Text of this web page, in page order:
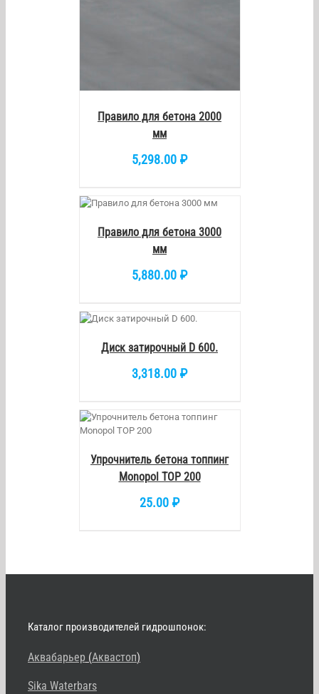
Правило для бетона 2000
мм
5,298.00 ₽
Правило для бетона 3000
мм
5,880.00 ₽
Диск затирочный D 600.
3,318.00 ₽
Упрочнитель бетона топпинг
Monopol TOP 200
25.00 ₽
Каталог производителей гидрошпонок:
Аквабарьер (Аквастоп)
Sika Waterbars